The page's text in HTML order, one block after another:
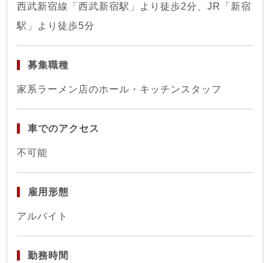
西武新宿線「西武新宿駅」より徒歩2分、JR「新宿
駅」より徒歩5分
募集職種
家系ラーメン店のホール・キッチンスタッフ
車でのアクセス
不可能
雇用形態
アルバイト
勤務時間